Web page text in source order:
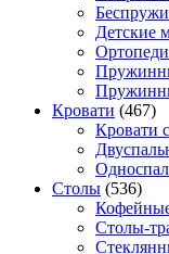
Детские
Кровати (467)
Кровати
Столы (536)
Столы-